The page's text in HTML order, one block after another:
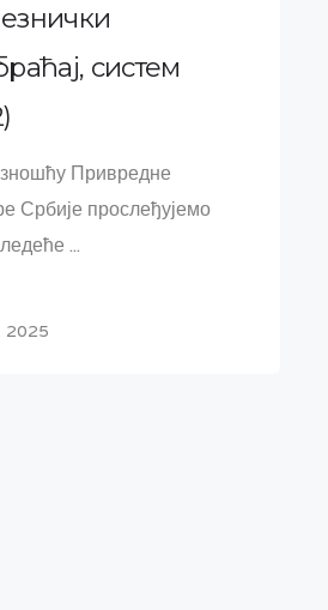
систем
Привредне
Србије прослеђујемо
...
2025